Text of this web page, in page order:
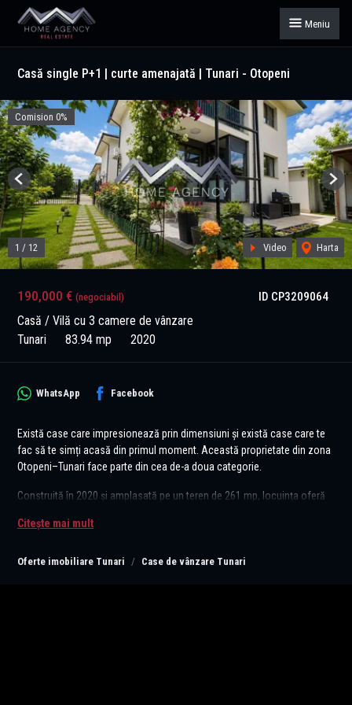
Meniu
Casă single P+1 | curte amenajată | Tunari - Otopeni
ID CP3209064
190,000 € (negociabil)
Casă / Vilă cu 3 camere de vânzare
Tunari
83.94 mp 2020
Comision 0%
1 / 12 Video Harta
Previous Next
Oferte imobiliare Tunari Case de vânzare Tunari
WhatsApp Facebook
Există case care impresionează prin dimensiuni și există case care te
fac să te simți acasă din primul moment. Această proprietate din zona
Otopeni–Tunari face parte din cea de-a doua categorie.
Construită în 2020 și amplasată pe un teren de 261 mp, locuința oferă
care își dorește confort, intimitate și o curte de care să se bucure în
Citește mai mult